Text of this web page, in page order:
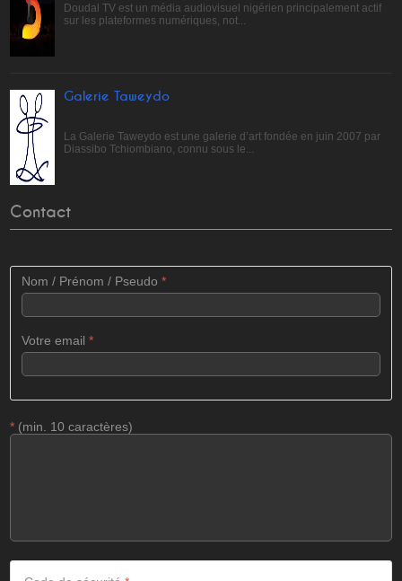
Doudal TV est un média audiovisuel nigérien principalement actif
sur les plateformes numériques, not...
Galerie Taweydo
La Galerie Taweydo est une galerie d’art fondée en juin 2007 par
Diassibo Tchiombiano, connu sous le...
Contact
Nom / Prénom / Pseudo*
Votre email*
* (min. 10 caractères)